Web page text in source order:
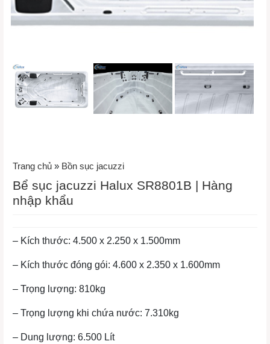
Trang chủ » Bồn sục jacuzzi
Bể sục jacuzzi Halux SR8801B | Hàng
nhập khẩu
– Kích thước: 4.500 x 2.250 x 1.500mm
– Kích thước đóng gói: 4.600 x 2.350 x 1.600mm
– Trọng lượng: 810kg
– Trọng lượng khi chứa nước: 7.310kg
– Dung lượng: 6.500 Lít